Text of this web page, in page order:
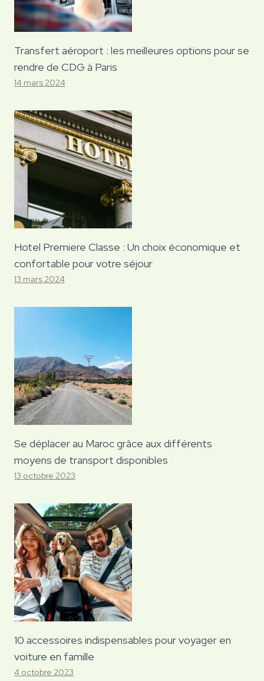
Transfert aéroport : les meilleures options pour se
rendre de CDG à Paris
14 mars 2024
Hotel Premiere Classe : Un choix économique et
confortable pour votre séjour
13 mars 2024
Se déplacer au Maroc grâce aux différents
moyens de transport disponibles
13 octobre 2023
10 accessoires indispensables pour voyager en
voiture en famille
4 octobre 2023